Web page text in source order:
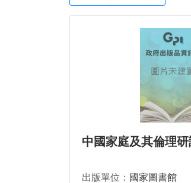
中國家庭及其倫理
出版單位： 國家圖書館